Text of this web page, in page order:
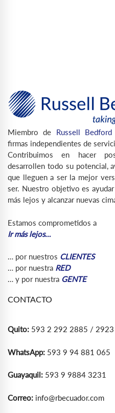
Miembro de Russell Bedford
firmas independientes de
Contribuimos en hacer
desarrollen todo su potencial,
que lleguen a ser la mejor
ser. Nuestro objetivo es
más lejos y alcanzar nuevas
Estamos comprometidos a
Ir más lejos…
… por nuestros CLIENTES
… por nuestra RED
… y por nuestra GENTE
CONTACTO
Quito: 593 2 292 2885 /
WhatsApp: 593 9 94 881 065
Guayaquil: 593 9 9884 3231
Correo: info@rbecuador.com